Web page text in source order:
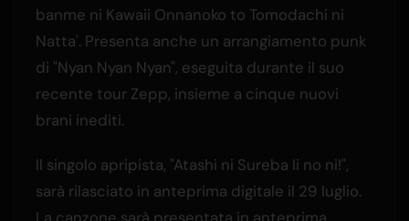
banme ni Kawaii Onnanoko to Tomodachi ni
Natta'. Presenta anche un arrangiamento punk
di "Nyan Nyan Nyan", eseguita durante il suo
recente tour Zepp, insieme a cinque nuovi
brani inediti.
Il singolo apripista, "Atashi ni Sureba Ii no ni!",
sarà rilasciato in anteprima digitale il 29 luglio.